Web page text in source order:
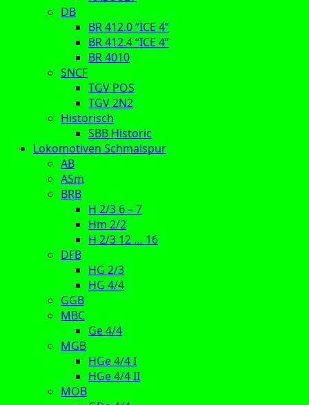
DB
BR 412.0 “ICE 4”
BR 412.4 “ICE 4”
BR 4010
SNCF
TGV POS
TGV 2N2
Historisch
SBB Historic
Lokomotiven Schmalspur
AB
ASm
BRB
H 2/3 6 – 7
Hm 2/2
H 2/3 12 … 16
DFB
HG 2/3
HG 4/4
GGB
MBC
Ge 4/4
MGB
HGe 4/4 I
HGe 4/4 II
MOB